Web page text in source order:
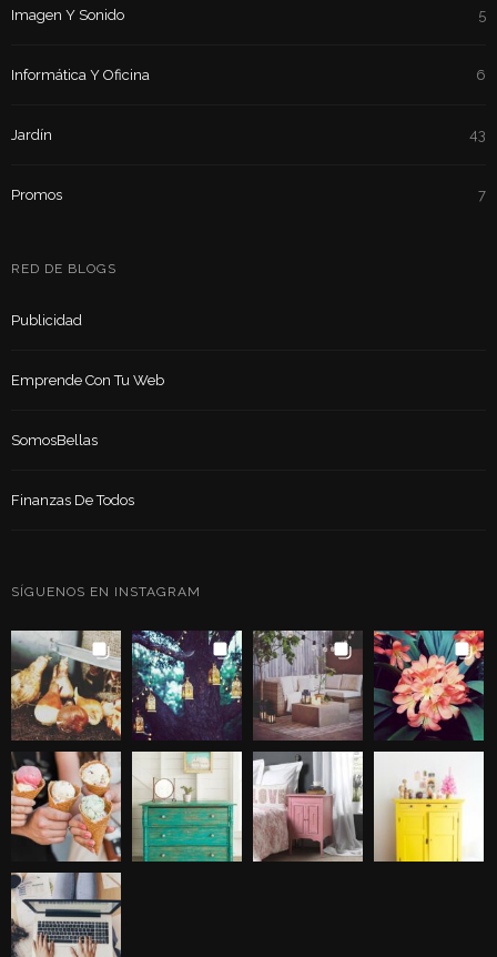
Imagen Y Sonido 5
Informática Y Oficina 6
Jardín 43
Promos 7
RED DE BLOGS
Publicidad
Emprende Con Tu Web
SomosBellas
Finanzas De Todos
SÍGUENOS EN INSTAGRAM